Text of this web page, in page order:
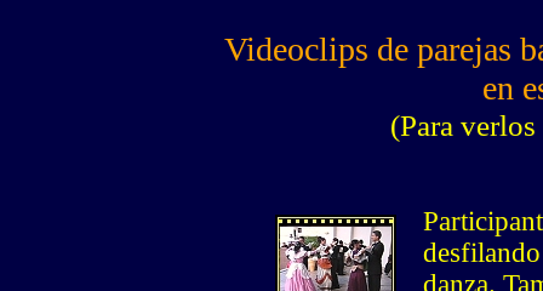
Videoclips de parejas
en
(Para
danza.